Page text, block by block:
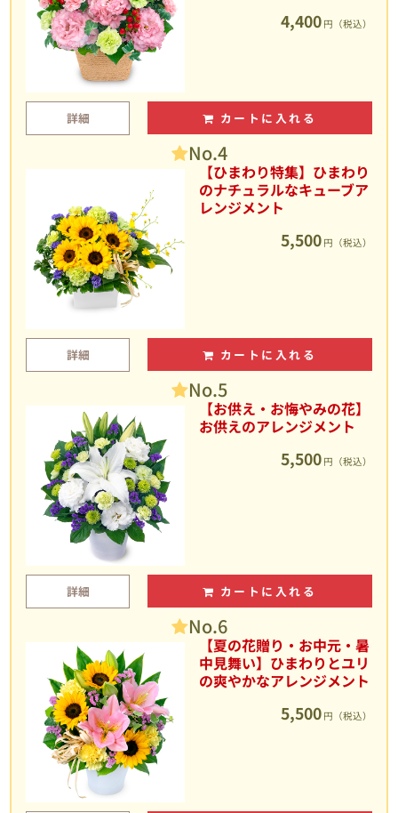
4,400 円（税込）
詳細 カートに入れる
No.4
【ひまわり特集】ひまわり
のナチュラルなキューブア
レンジメント
5,500 円（税込）
詳細 カートに入れる
No.5
【お供え・お悔やみの花】
お供えのアレンジメント
5,500 円（税込）
詳細 カートに入れる
No.6
【夏の花贈り・お中元・暑
中見舞い】ひまわりとユリ
の爽やかなアレンジメント
5,500 円（税込）